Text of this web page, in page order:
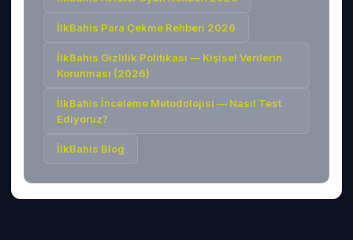
İlkBahis Para Çekme Rehberi 2026
İlkBahis Gizlilik Politikası — Kişisel Verilerin
Korunması (2026)
İlkBahis İnceleme Metodolojisi — Nasıl Test
Ediyoruz?
İlkBahis Blog